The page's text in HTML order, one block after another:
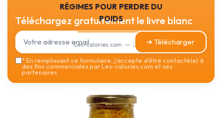
régimes pour perdre du
poids
Les-calories.com — 2026
Téléchargez gratuitement le livre blanc
➔ Télécharger
*En remplissant ce formulaire, j’accepte d’être contacté(e) à
des fins commerciales par Les-calories.com et ses
partenaires.